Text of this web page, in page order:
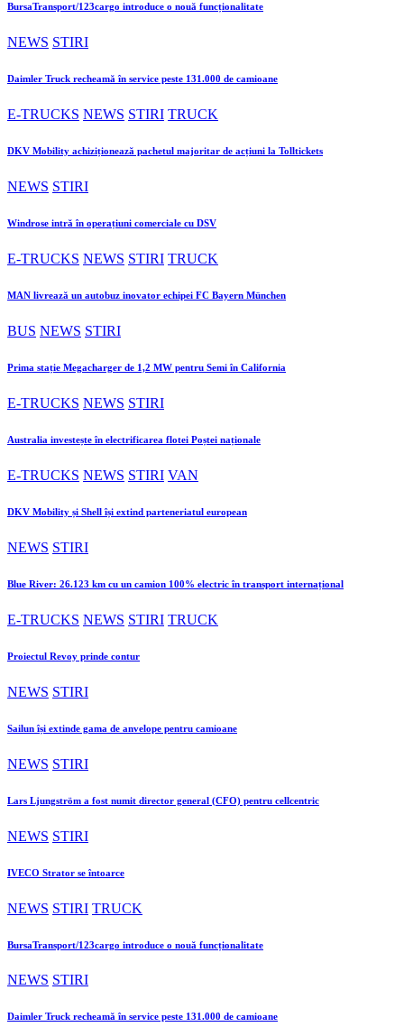
BursaTransport/123cargo introduce o nouă funcționalitate
NEWS STIRI
Daimler Truck recheamă în service peste 131.000 de camioane
E-TRUCKS NEWS STIRI TRUCK
DKV Mobility achiziționează pachetul majoritar de acțiuni la Tolltickets
NEWS STIRI
Windrose intră în operațiuni comerciale cu DSV
E-TRUCKS NEWS STIRI TRUCK
MAN livrează un autobuz inovator echipei FC Bayern München
BUS NEWS STIRI
Prima stație Megacharger de 1,2 MW pentru Semi în California
E-TRUCKS NEWS STIRI
Australia investește în electrificarea flotei Poștei naționale
E-TRUCKS NEWS STIRI VAN
DKV Mobility și Shell își extind parteneriatul european
NEWS STIRI
Blue River: 26.123 km cu un camion 100% electric în transport internațional
E-TRUCKS NEWS STIRI TRUCK
Proiectul Revoy prinde contur
NEWS STIRI
Sailun își extinde gama de anvelope pentru camioane
NEWS STIRI
Lars Ljungström a fost numit director general (CFO) pentru cellcentric
NEWS STIRI
IVECO Strator se întoarce
NEWS STIRI TRUCK
BursaTransport/123cargo introduce o nouă funcționalitate
NEWS STIRI
Daimler Truck recheamă în service peste 131.000 de camioane